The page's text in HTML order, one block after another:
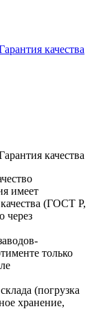
качества
качества
имеет
(ГОСТ Р,
через
только
(погрузка
хранение,